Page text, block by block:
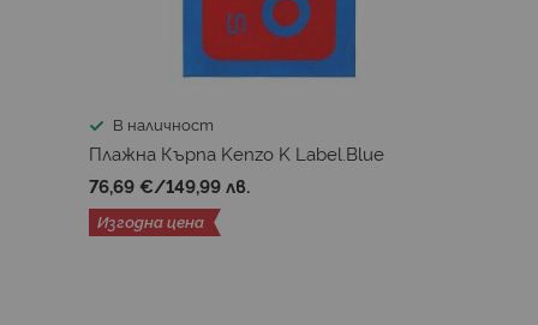
В наличност
Плажна Кърпа Kenzo K Label.Blue
76,69 €/149,99 лв.
Изгодна цена